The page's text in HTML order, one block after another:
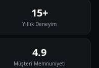
15+
Yıllık Deneyim
4.9
Müşteri Memnuniyeti